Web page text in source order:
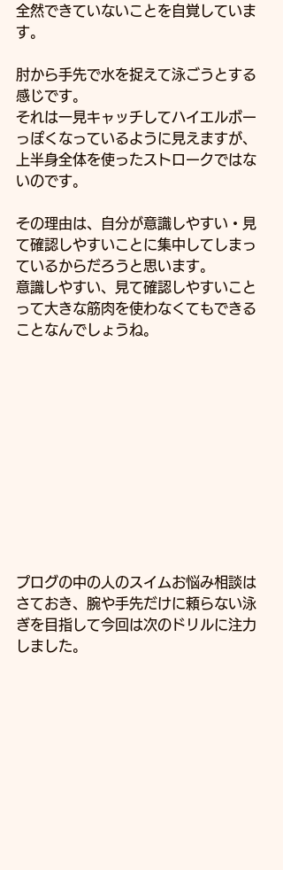
全然できていないことを自覚していま
す。
肘から手先で水を捉えて泳ごうとする
感じです。
それは一見キャッチしてハイエルボー
っぽくなっているように見えますが、
上半身全体を使ったストロークではな
いのです。
その理由は、自分が意識しやすい・見
て確認しやすいことに集中してしまっ
ているからだろうと思います。
意識しやすい、見て確認しやすいこと
って大きな筋肉を使わなくてもできる
ことなんでしょうね。
プログの中の人のスイムお悩み相談は
さておき、腕や手先だけに頼らない泳
ぎを目指して今回は次のドリルに注力
しました。